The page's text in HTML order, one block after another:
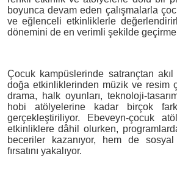
boyunca devam eden çalışmalarla
ve eğlenceli etkinliklerle
dönemini de en verimli şekilde geçirme
Çocuk kampüslerinde satrançtan
doğa etkinliklerinden müzik ve resim
drama, halk oyunları, teknoloji-
hobi atölyelerine kadar birçok
gerçekleştiriliyor. Ebeveyn-çocuk
etkinliklere dâhil olurken,
beceriler kazanıyor, hem de
fırsatını yakalıyor.